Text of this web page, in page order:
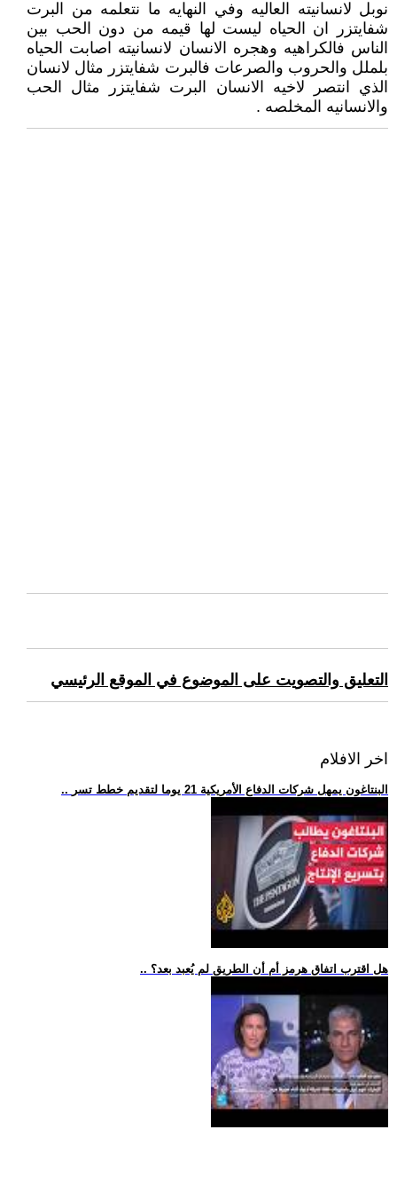
نوبل لانسانيته العاليه وفي النهايه ما نتعلمه من البرت
شفايتزر ان الحياه ليست لها قيمه من دون الحب بين
الناس فالكراهيه وهجره الانسان لانسانيته اصابت الحياه
بلملل والحروب والصرعات فالبرت شفايتزر مثال لانسان
الذي انتصر لاخيه الانسان البرت شفايتزر مثال الحب
والانسانيه المخلصه .
التعليق والتصويت على الموضوع في الموقع الرئيسي
اخر الافلام
.. البنتاغون يمهل شركات الدفاع الأمريكية 21 يوما لتقديم خطط تسر
.. هل اقترب اتفاق هرمز أم أن الطريق لم يُعبد بعد؟